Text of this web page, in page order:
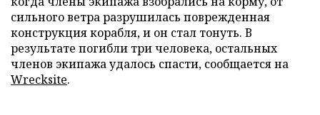
сильного ветра разрушилась поврежденная
конструкция корабля, и он стал тонуть. В
результате погибли три человека, остальных
членов экипажа удалось спасти, сообщается на
Wrecksite.